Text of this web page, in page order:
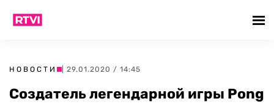
НОВОСТИ | 29.01.2020 / 14:45
Создатель легендарной игры Pong